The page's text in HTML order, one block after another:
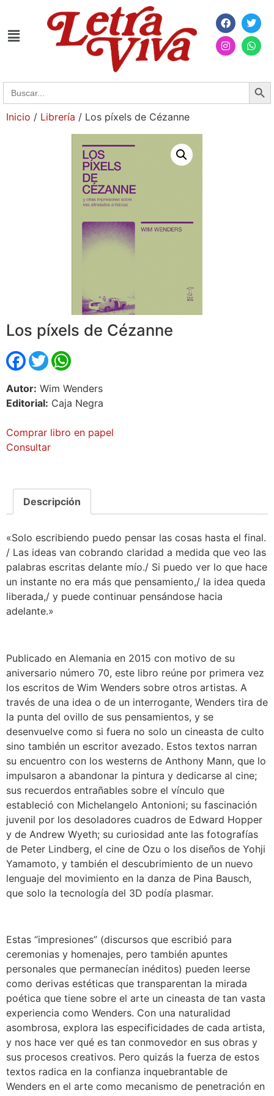
Search
for:
Inicio / Librería / Los píxels de Cézanne
Los píxels de Cézanne
Facebook
Twitter
Autor: Wim Wenders
Editorial: Caja Negra
Comprar libro en papel
Consultar
Descripción
«Solo escribiendo puedo pensar las cosas hasta el final.
/ Las ideas van cobrando claridad a medida que veo las
palabras escritas delante mío./ Si puedo ver lo que hace
un instante no era más que pensamiento,/ la idea queda
liberada,/ y puede continuar pensándose hacia
adelante.»
Publicado en Alemania en 2015 con motivo de su
aniversario número 70, este libro reúne por primera vez
los escritos de Wim Wenders sobre otros artistas. A
través de una idea o de un interrogante, Wenders tira de
la punta del ovillo de sus pensamientos, y se
desenvuelve como si fuera no solo un cineasta de culto
sino también un escritor avezado. Estos textos narran
su encuentro con los westerns de Anthony Mann, que lo
impulsaron a abandonar la pintura y dedicarse al cine;
sus recuerdos entrañables sobre el vínculo que
estableció con Michelangelo Antonioni; su fascinación
juvenil por los desoladores cuadros de Edward Hopper
y de Andrew Wyeth; su curiosidad ante las fotografías
de Peter Lindberg, el cine de Ozu o los diseños de Yohji
Yamamoto, y también el descubrimiento de un nuevo
lenguaje del movimiento en la danza de Pina Bausch,
que solo la tecnología del 3D podía plasmar.
Estas “impresiones” (discursos que escribió para
ceremonias y homenajes, pero también apuntes
personales que permanecían inéditos) pueden leerse
como derivas estéticas que transparentan la mirada
poética que tiene sobre el arte un cineasta de tan vasta
experiencia como Wenders. Con una naturalidad
asombrosa, explora las especificidades de cada artista,
y nos hace ver qué es tan conmovedor en sus obras y
sus procesos creativos. Pero quizás la fuerza de estos
textos radica en la confianza inquebrantable de
Wenders en el arte como mecanismo de penetración en